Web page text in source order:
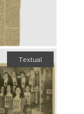
Textual